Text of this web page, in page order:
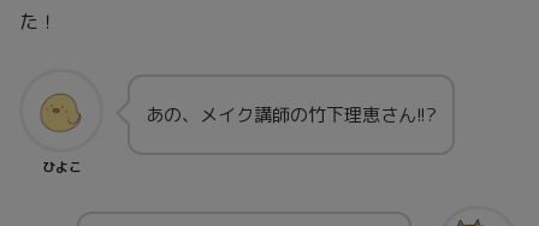
た！
ひよこ
あの、メイク講師の竹下理恵さん!!?